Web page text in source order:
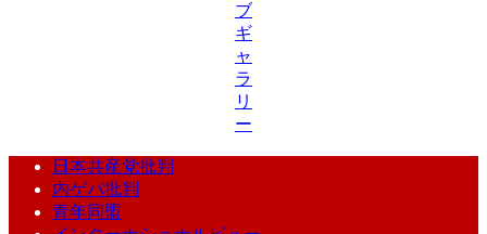
ブ
ギ
ャ
ラ
リ
ー
日本共産党批判
内ゲバ批判
青年同盟